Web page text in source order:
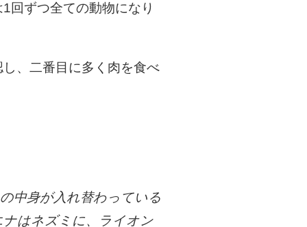
回ずつ全ての動物になり
、二番目に多く肉を食べ
中身が入れ替わっている
はネズミに、ライオン